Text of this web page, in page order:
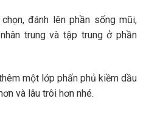
đánh lên phần sống mũi,
trung và tập trung ở phần
một lớp phấn phủ kiềm dầu
và lâu trôi hơn nhé.